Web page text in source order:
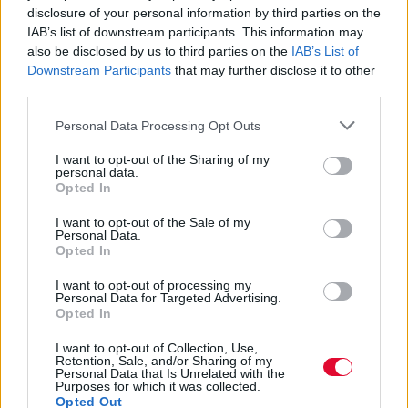
disclosure of your personal information by third parties on the
IAB’s list of downstream participants. This information may
also be disclosed by us to third parties on the IAB’s List of
Downstream Participants that may further disclose it to other
Personal Data Processing Opt Outs
I want to opt-out of the Sharing of my
personal data.
Opted In
I want to opt-out of the Sale of my
Personal Data.
Opted In
I want to opt-out of processing my
Personal Data for Targeted Advertising.
Opted In
I want to opt-out of Collection, Use,
Retention, Sale, and/or Sharing of my
Personal Data that Is Unrelated with the
Purposes for which it was collected.
Opted Out
ΔΙΕΘΝΗ ΝΕΑ
Έφυγε από τη ζωή ο William Orbit
Μουσικά νέα από την Ελλάδα και τη διεθνή μουσική
σκηνή